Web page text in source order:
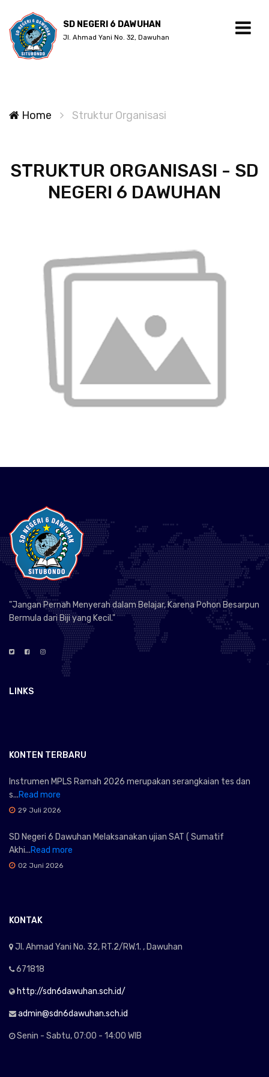
SD NEGERI 6 DAWUHAN
Jl. Ahmad Yani No. 32, Dawuhan
Home Struktur Organisasi
STRUKTUR ORGANISASI - SD
NEGERI 6 DAWUHAN
"Jangan Pernah Menyerah dalam Belajar, Karena Pohon Besarpun
Bermula dari Biji yang Kecil."
LINKS
KONTEN TERBARU
Instrumen MPLS Ramah 2026 merupakan serangkaian tes dan
s...Read more
29 Juli 2026
SD Negeri 6 Dawuhan Melaksanakan ujian SAT ( Sumatif
Akhi...Read more
02 Juni 2026
KONTAK
Jl. Ahmad Yani No. 32, RT.2/RW.1. , Dawuhan
671818
http://sdn6dawuhan.sch.id/
admin@sdn6dawuhan.sch.id
Senin - Sabtu, 07:00 - 14:00 WIB